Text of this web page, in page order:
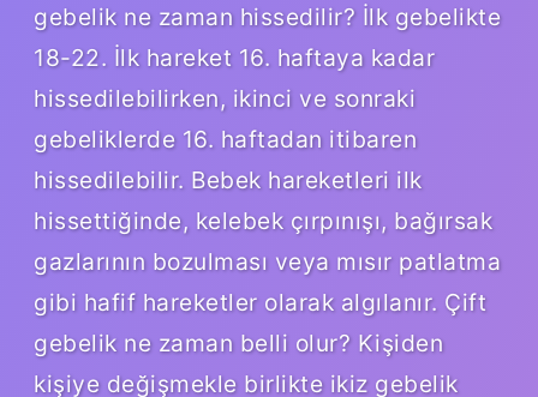
gebelik ne zaman hissedilir? İlk gebelikte
18-22. İlk hareket 16. haftaya kadar
hissedilebilirken, ikinci ve sonraki
gebeliklerde 16. haftadan itibaren
hissedilebilir. Bebek hareketleri ilk
hissettiğinde, kelebek çırpınışı, bağırsak
gazlarının bozulması veya mısır patlatma
gibi hafif hareketler olarak algılanır. Çift
gebelik ne zaman belli olur? Kişiden
kişiye değişmekle birlikte ikiz gebelik